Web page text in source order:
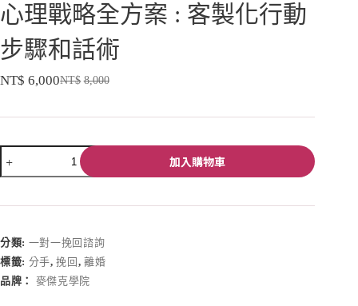
心理戰略全方案 : 客製化行動
步驟和話術
NT$ 8,000
NT$ 6,000
加入購物車
e
r
n
a
分類: 一對一挽回諮詢
標籤: 分手,挽回 , 離婚
品牌： 麥傑克學院